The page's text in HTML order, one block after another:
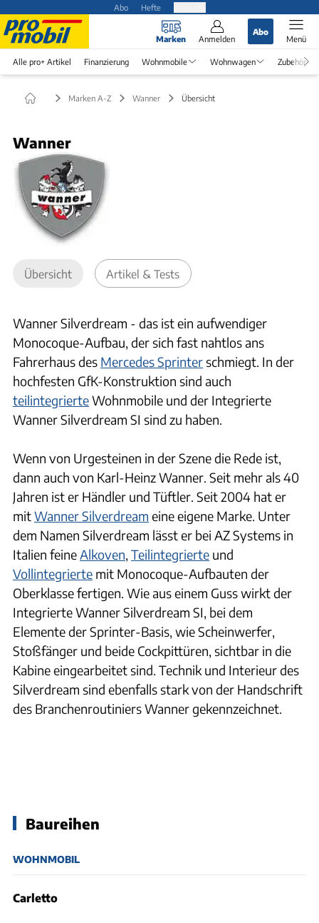
Abo Hefte
Marken Anmelden
Abo
Menü
Alle pro+ Artikel Finanzierung Wohnmobile Wohnwagen Zubehör
Marken A-Z Wanner Übersicht
Wanner
Übersicht Artikel & Tests
Wanner Silverdream - das ist ein aufwendiger
Monocoque-Aufbau, der sich fast nahtlos ans
Fahrerhaus des Mercedes Sprinterschmiegt. In der
hochfesten GfK-Konstruktion sind auch
teilintegrierteWohnmobile und der Integrierte
Wanner Silverdream SI sind zu haben.
Wenn von Urgesteinen in der Szene die Rede ist,
dann auch von Karl-Heinz Wanner. Seit mehr als 40
Jahren ist er Händler und Tüftler. Seit 2004 hat er
mitWanner Silverdream eine eigene Marke. Unter
dem Namen Silverdream lässt er bei AZ Systems in
Italien feineAlkoven, Teilintegrierte und
Vollintegrierte mit Monocoque-Aufbauten der
Oberklasse fertigen. Wie aus einem Guss wirkt der
Integrierte Wanner Silverdream SI, bei dem
Elemente der Sprinter-Basis, wie Scheinwerfer,
Stoßfänger und beide Cockpittüren, sichtbar in die
Kabine eingearbeitet sind. Technik und Interieur des
Silverdream sind ebenfalls stark von der Handschrift
des Branchenroutiniers Wanner gekennzeichnet.
Baureihen
WOHNMOBIL
Carletto